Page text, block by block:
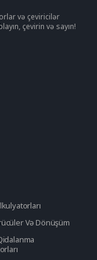
və çeviricilər
çevirin və sayın!
Və Dönüşüm